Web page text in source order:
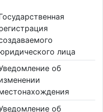
лица
об
об